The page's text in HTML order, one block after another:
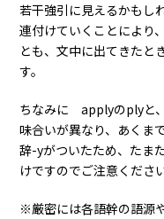
若干強引に見えるかもし
連付けていくことにより
とも、文中に出てきたと
す。
ちなみに applyのplyと
味合いが異なり、あくま
辞-yがついたため、たま
けですのでご注意ください
※厳密には各語幹の語源